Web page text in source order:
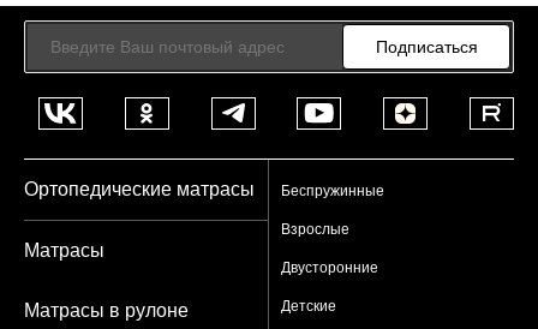
Подписаться
Ортопедические матрасы Беспружинные
Взрослые
Двусторонние
Детские
Матрасы
Матрасы в рулоне